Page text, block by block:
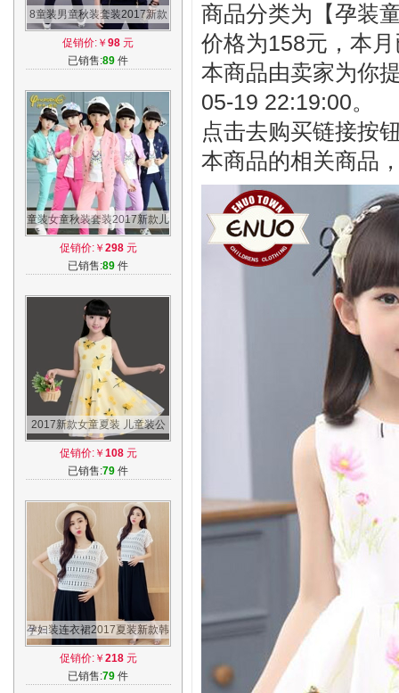
8童装男童秋装套装2017新款
7中大童9儿童10运动15春秋
12岁男孩6夏
促销价:￥ 98 元
已销售:89 件
童装女童秋装套装2017新款儿
童洋气三件套小女孩时髦运动
大童衣服
促销价:￥ 298元
已销售:89 件
2017新款女童夏装 儿童装公
主连衣裙 小孩女孩群子中大童
背带裙子
促销价:￥ 108元
已销售:79 件
孕妇装连衣裙2017夏装新款韩
版时尚孕妇长裙外出哺乳两件
套裙子
促销价:￥ 218元
已销售:79 件
商品分类为【孕装
价格为158元，本
本商品由卖家为你
05-19 22:19:00。
点击去购买链接按
本商品的相关商品